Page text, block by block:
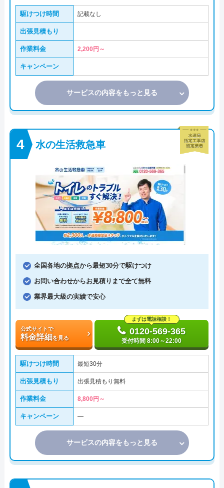
駆けつけ時間 記載なし
出張見積もり
作業料金 2,200円～
キャンペーン
サービスの内容をもっと見る
水の生活救急車
全国各地の拠点から最短30分で駆けつけ
お問い合わせからお見積りまで全て無料
業界最大級の実績で安心
公式サイトで
料金詳細を見る
まずは電話相談！
0120-569-365
受付時間 8:00～22:00
駆けつけ時間 最短30分
出張見積もり 出張見積もり無料
作業料金 8,800円～
キャンペーン ―
サービスの内容をもっと見る